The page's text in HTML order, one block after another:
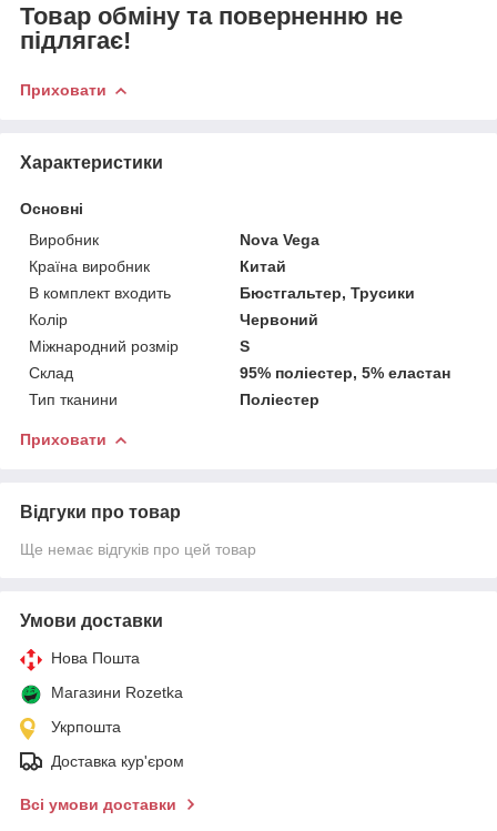
Товар обміну та поверненню не
підлягає!
Приховати
Характеристики
Основні
Виробник
Nova Vega
Країна виробник
Китай
В комплект входить
Бюстгальтер, Трусики
Колір
Червоний
Міжнародний розмір
S
Склад
95% поліестер, 5% еластан
Тип тканини
Поліестер
Приховати
Відгуки про товар
Ще немає відгуків про цей товар
Умови доставки
Нова Пошта
Магазини Rozetka
Укрпошта
Доставка кур'єром
Всі умови доставки